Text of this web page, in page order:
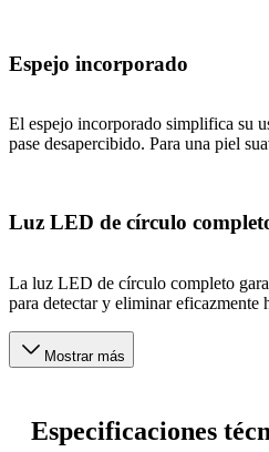
Espejo incorporado
El espejo incorporado simplifica su
pase desapercibido. Para una piel
Luz LED de círculo
La luz LED de círculo completo
para detectar y eliminar eficazmente
Mostrar más
Especificaciones